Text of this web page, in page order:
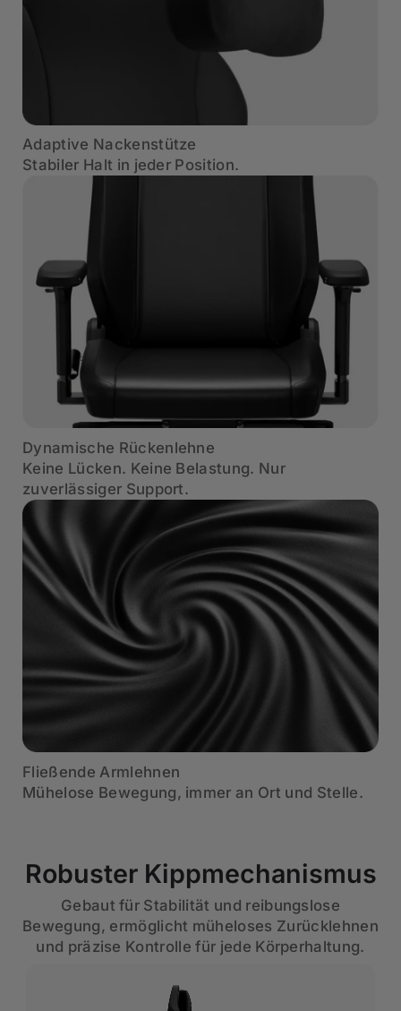
Adaptive Nackenstütze
Stabiler Halt in jeder Position.
Dynamische Rückenlehne
Keine Lücken. Keine Belastung. Nur
zuverlässiger Support.
Fließende Armlehnen
Mühelose Bewegung, immer an Ort und Stelle.
Robuster Kippmechanismus
Gebaut für Stabilität und reibungslose
Bewegung, ermöglicht müheloses Zurücklehnen
und präzise Kontrolle für jede Körperhaltung.